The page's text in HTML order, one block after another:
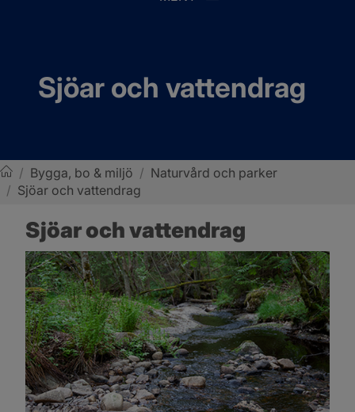
Sjöar och vattendrag
Sotenäs kommun
/ Bygga, bo & miljö / Naturvård och parker
/ Sjöar och vattendrag
Sjöar och vattendrag